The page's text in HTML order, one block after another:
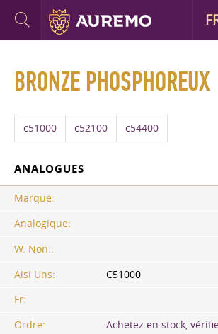
BRONZE PHOSPHOREUX
c51000 c52100 c54400
ANALOGUES
Marque:
Analogique:
W. Non.:
Aisi Uns:
C51000
Fr:
Ordre:
Achetez en stock,